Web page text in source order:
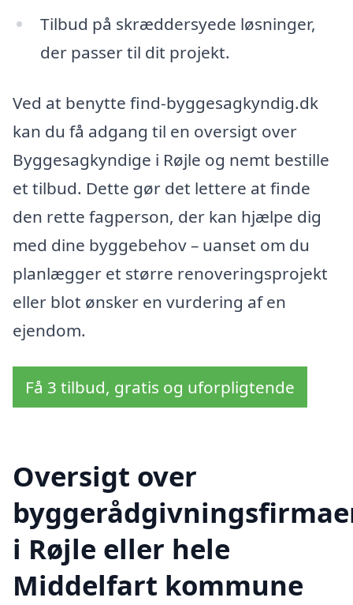
Tilbud på skræddersyede løsninger,
der passer til dit projekt.
Ved at benytte find-byggesagkyndig.dk
kan du få adgang til en oversigt over
Byggesagkyndige i Røjle og nemt bestille
et tilbud. Dette gør det lettere at finde
den rette fagperson, der kan hjælpe dig
med dine byggebehov – uanset om du
planlægger et større renoveringsprojekt
eller blot ønsker en vurdering af en
ejendom.
Få 3 tilbud, gratis og uforpligtende
Oversigt over
i Røjle eller hele
Middelfart kommune